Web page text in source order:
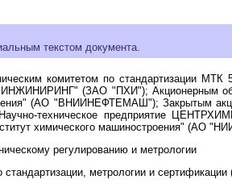
текстом документа.
комитетом по стандартизации МТК
(ЗАО "ПХИ"); Акционерным
(АО "ВНИИНЕФТЕМАШ");
"Научно-техническое предприятие
химического машиностроения" (АО
регулированию и метрологии
метрологии и сертификации